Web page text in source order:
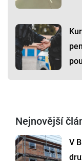
Nejnovější
V